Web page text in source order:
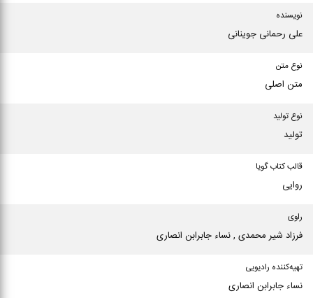
نویسنده
علی رحمانی جوینانی
نوع متن
متن اصلی
نوع تولید
تولید
قالب کتاب گویا
روایی
راوی
فرزاد شیر محمدی , نساء جابرابن انصاری
تهیه‌کننده رادیویی
نساء جابرابن انصاری